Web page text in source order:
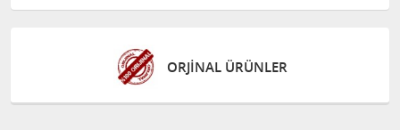
ORJİNAL ÜRÜNLER